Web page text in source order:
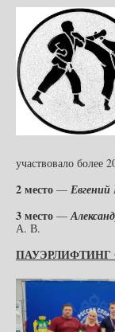
участвовало более
2 место — Евгений
3 место —
А. В.
ПАУЭРЛИФТИНГ